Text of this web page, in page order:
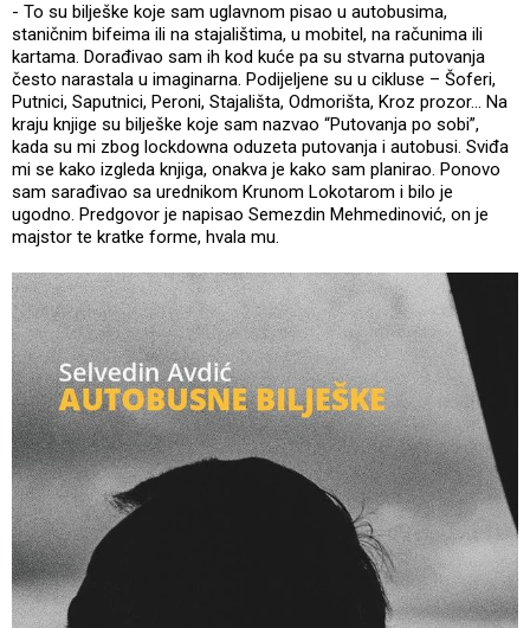
- To su bilješke koje sam uglavnom pisao u autobusima,
staničnim bifeima ili na stajalištima, u mobitel, na računima ili
kartama. Dorađivao sam ih kod kuće pa su stvarna putovanja
često narastala u imaginarna. Podijeljene su u cikluse – Šoferi,
Putnici, Saputnici, Peroni, Stajališta, Odmorišta, Kroz prozor… Na
kraju knjige su bilješke koje sam nazvao “Putovanja po sobi”,
kada su mi zbog lockdowna oduzeta putovanja i autobusi. Sviđa
mi se kako izgleda knjiga, onakva je kako sam planirao. Ponovo
sam sarađivao sa urednikom Krunom Lokotarom i bilo je
ugodno. Predgovor je napisao Semezdin Mehmedinović, on je
majstor te kratke forme, hvala mu.